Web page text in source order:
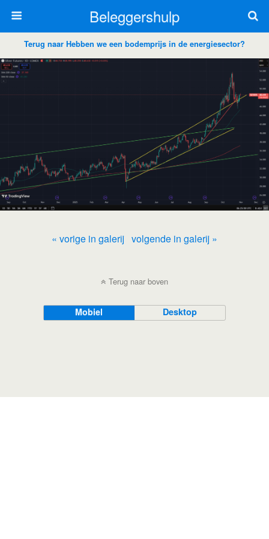
Beleggershulp
Terug naar Hebben we een bodemprijs in de energiesector?
« vorige in galerij volgende in galerij »
Terug naar boven
Mobiel Desktop